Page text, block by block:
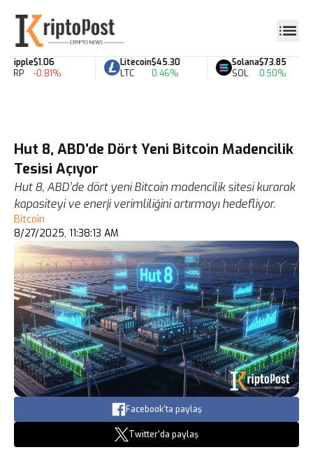
Ripple
XRP
$1.06
-0.81%
Litecoin
LTC
$45.30
0.46%
Solana
SOL
$73.85
0.50%
Hut 8, ABD’de Dört Yeni Bitcoin Madencilik
Tesisi Açıyor
Hut 8, ABD’de dört yeni Bitcoin madencilik sitesi kurarak
kapasiteyi ve enerji verimliliğini artırmayı hedefliyor.
Bitcoin
8/27/2025, 11:38:13 AM
Facebook'ta paylaş
Twitter'da paylaş